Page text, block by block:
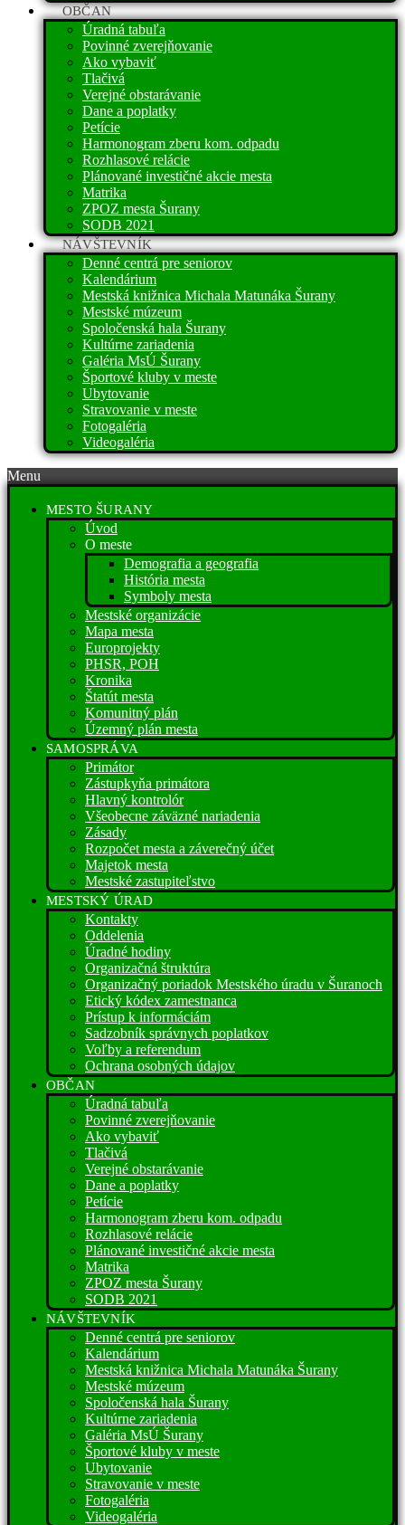
OBČAN
Úradná tabuľa
Povinné zverejňovanie
Ako vybaviť
Tlačivá
Verejné obstarávanie
Dane a poplatky
Petície
Harmonogram zberu kom. odpadu
Rozhlasové relácie
Plánované investičné akcie mesta
Matrika
ZPOZ mesta Šurany
SODB 2021
NÁVŠTEVNÍK
Denné centrá pre seniorov
Kalendárium
Mestská knižnica Michala Matunáka Šurany
Mestské múzeum
Spoločenská hala Šurany
Kultúrne zariadenia
Galéria MsÚ Šurany
Športové kluby v meste
Ubytovanie
Stravovanie v meste
Fotogaléria
Videogaléria
Menu
MESTO ŠURANY
Úvod
O meste
Demografia a geografia
História mesta
Symboly mesta
Mestské organizácie
Mapa mesta
Europrojekty
PHSR, POH
Kronika
Štatút mesta
Komunitný plán
Územný plán mesta
SAMOSPRÁVA
Primátor
Zástupkyňa primátora
Hlavný kontrolór
Všeobecne záväzné nariadenia
Zásady
Rozpočet mesta a záverečný účet
Majetok mesta
Mestské zastupiteľstvo
MESTSKÝ ÚRAD
Kontakty
Oddelenia
Úradné hodiny
Organizačná štruktúra
Organizačný poriadok Mestského úradu v Šuranoch
Etický kódex zamestnanca
Prístup k informáciám
Sadzobník správnych poplatkov
Voľby a referendum
Ochrana osobných údajov
OBČAN
Úradná tabuľa
Povinné zverejňovanie
Ako vybaviť
Tlačivá
Verejné obstarávanie
Dane a poplatky
Petície
Harmonogram zberu kom. odpadu
Rozhlasové relácie
Plánované investičné akcie mesta
Matrika
ZPOZ mesta Šurany
SODB 2021
NÁVŠTEVNÍK
Denné centrá pre seniorov
Kalendárium
Mestská knižnica Michala Matunáka Šurany
Mestské múzeum
Spoločenská hala Šurany
Kultúrne zariadenia
Galéria MsÚ Šurany
Športové kluby v meste
Ubytovanie
Stravovanie v meste
Fotogaléria
Videogaléria